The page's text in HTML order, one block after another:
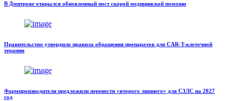
В Дмитрове открылся обновленный пост скорой медицинской помощи
Правительство утвердило правила обращения препаратов для CAR-T-клеточной
терапии
Фармпроизводители предложили перенести «второго лишнего» для СЗЛС на 2027
год